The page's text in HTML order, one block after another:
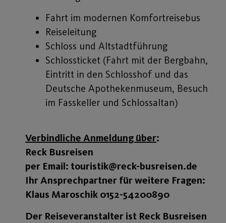
Fahrt im modernen Komfortreisebus
Reiseleitung
Schloss und Altstadtführung
Schlossticket (Fahrt mit der Bergbahn,
Eintritt in den Schlosshof und das
Deutsche Apothekenmuseum, Besuch
im Fasskeller und Schlossaltan)
Verbindliche Anmeldung über:
Reck Busreisen
per Email: touristik@reck-busreisen.de
Ihr Ansprechpartner für weitere Fragen:
Klaus Maroschik 0152-54200890
Der Reiseveranstalter ist Reck Busreisen